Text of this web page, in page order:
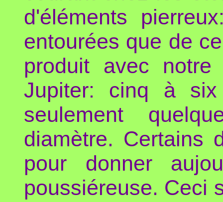
d'éléments
entourées que de
produit avec
Jupiter: cinq à
seulement
diamètre. Certains
pour donner
poussiéreuse. Ceci